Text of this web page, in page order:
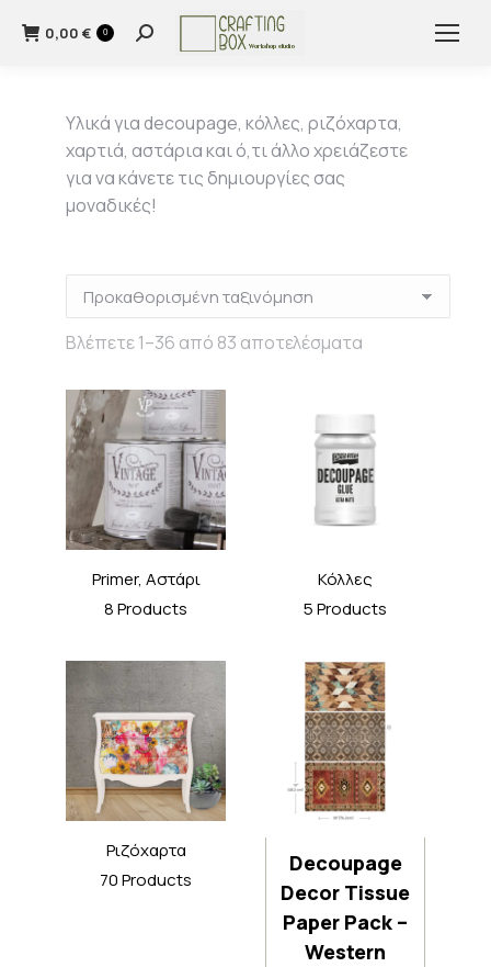
0,00 € 0 Search:
Υλικά για decoupage, κόλλες, ριζόχαρτα,
χαρτιά, αστάρια και ό,τι άλλο χρειάζεστε
για να κάνετε τις δημιουργίες σας
μοναδικές!
Βλέπετε 1–36 από 83 αποτελέσματα
Primer, Αστάρι
8 Products
Κόλλες
5 Products
Ριζόχαρτα
70 Products
Decoupage
Decor Tissue
Paper Pack –
Western